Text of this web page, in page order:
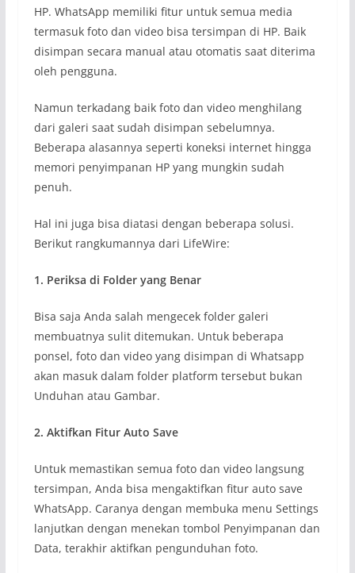
HP. WhatsApp memiliki fitur untuk semua media
termasuk foto dan video bisa tersimpan di HP. Baik
disimpan secara manual atau otomatis saat diterima
oleh pengguna.
Namun terkadang baik foto dan video menghilang
dari galeri saat sudah disimpan sebelumnya.
Beberapa alasannya seperti koneksi internet hingga
memori penyimpanan HP yang mungkin sudah
penuh.
Hal ini juga bisa diatasi dengan beberapa solusi.
Berikut rangkumannya dari LifeWire:
1. Periksa di Folder yang Benar
Bisa saja Anda salah mengecek folder galeri
membuatnya sulit ditemukan. Untuk beberapa
ponsel, foto dan video yang disimpan di Whatsapp
akan masuk dalam folder platform tersebut bukan
Unduhan atau Gambar.
2. Aktifkan Fitur Auto Save
Untuk memastikan semua foto dan video langsung
tersimpan, Anda bisa mengaktifkan fitur auto save
WhatsApp. Caranya dengan membuka menu Settings
lanjutkan dengan menekan tombol Penyimpanan dan
Data, terakhir aktifkan pengunduhan foto.